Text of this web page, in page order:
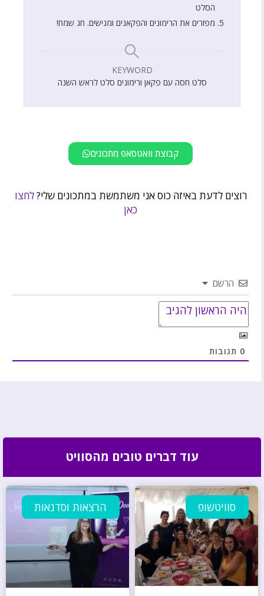
הסלט
מפזרים את הרימונים והפקאנים ומגישים. חג שמח!
KEYWORD
סלט חסה עם פקאן ורימונים סלט לראש השנה
קבוצת וואטסאפ מתכונים
רוצים לדעת באיזה כוס אני משתמשת במתכונים שלי?לחצו
כאן
הרשם
0 תגובות
עוד דברים טובים מהסוויט
סוויטשופ הרצאות וסדנאות